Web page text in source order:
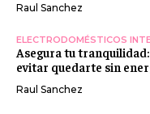
Raul Sanchez
ELECTRODOMÉSTICOS
Asegura tu
evitar quedarte sin
Raul Sanchez